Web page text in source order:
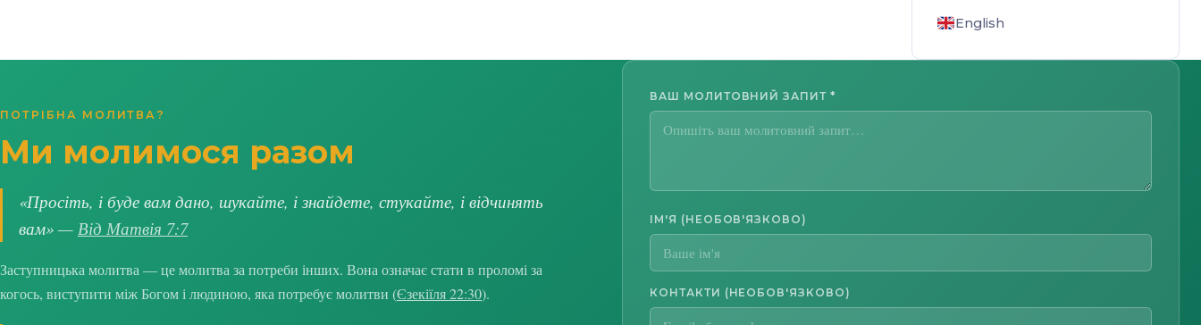
English
ПОТРІБНА МОЛИТВА?
Ми молимося разом
«Просіть, і буде вам дано, шукайте, і знайдете, стукайте, і відчинять
вам» — Від Матвія 7:7
Заступницька молитва — це молитва за потреби інших. Вона означає стати в проломі за
когось, виступити між Богом і людиною, яка потребує молитви (Єзекіїля 22:30).
ВАШ МОЛИТОВНИЙ ЗАПИТ *
ІМ'Я (НЕОБОВ'ЯЗКОВО)
КОНТАКТИ (НЕОБОВ'ЯЗКОВО)